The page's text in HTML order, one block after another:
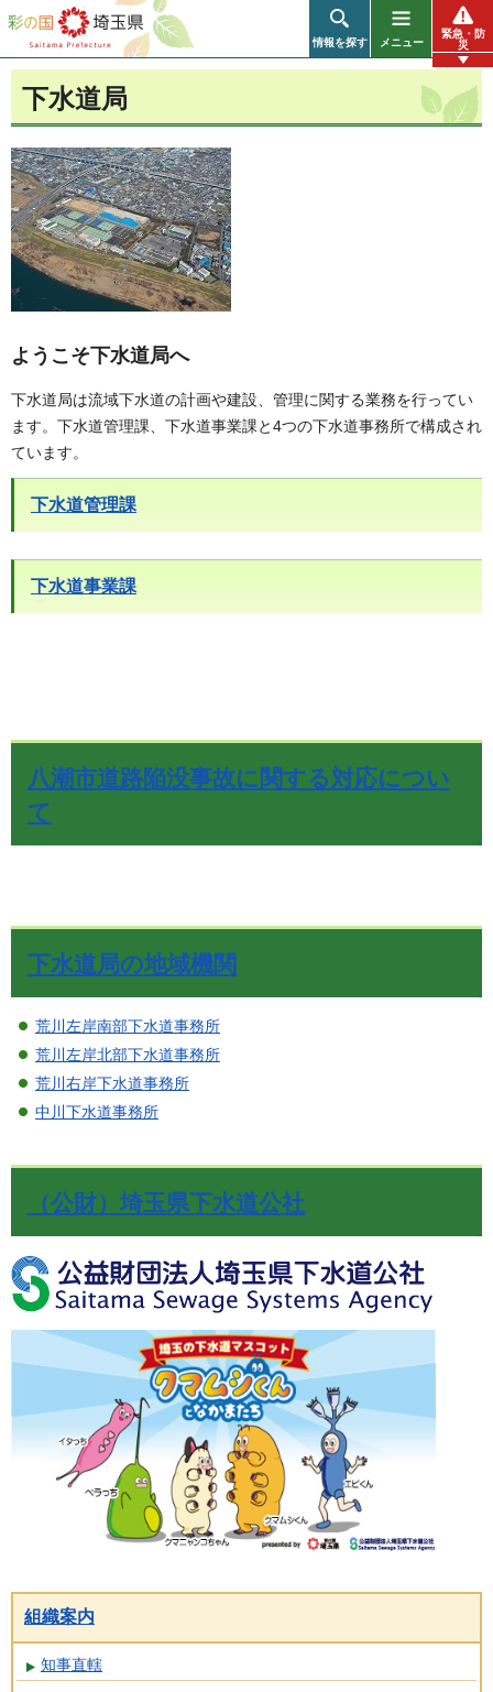
彩の国 埼玉県
情報を探す メニュー
緊急・防
災
下水道局
ようこそ下水道局へ
下水道局は流域下水道の計画や建設、管理に関する業務を行ってい
ます。下水道管理課、下水道事業課と4つの下水道事務所で構成され
ています。
下水道管理課
下水道事業課
八潮市道路陥没事故に関する対応につい
て
下水道局の地域機関
荒川左岸南部下水道事務所
荒川左岸北部下水道事務所
荒川右岸下水道事務所
中川下水道事務所
（公財）埼玉県下水道公社
組織案内
知事直轄